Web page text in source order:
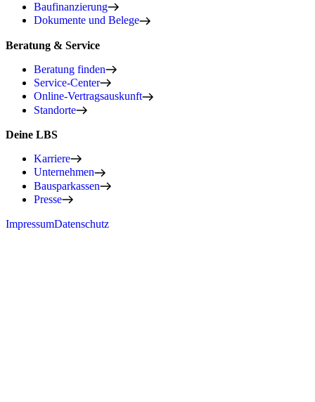
Baufinanzierung
Dokumente und Belege
Beratung & Service
Beratung finden
Service-Center
Online-Vertragsauskunft
Standorte
Deine LBS
Karriere
Unternehmen
Bausparkassen
Presse
ImpressumDatenschutz